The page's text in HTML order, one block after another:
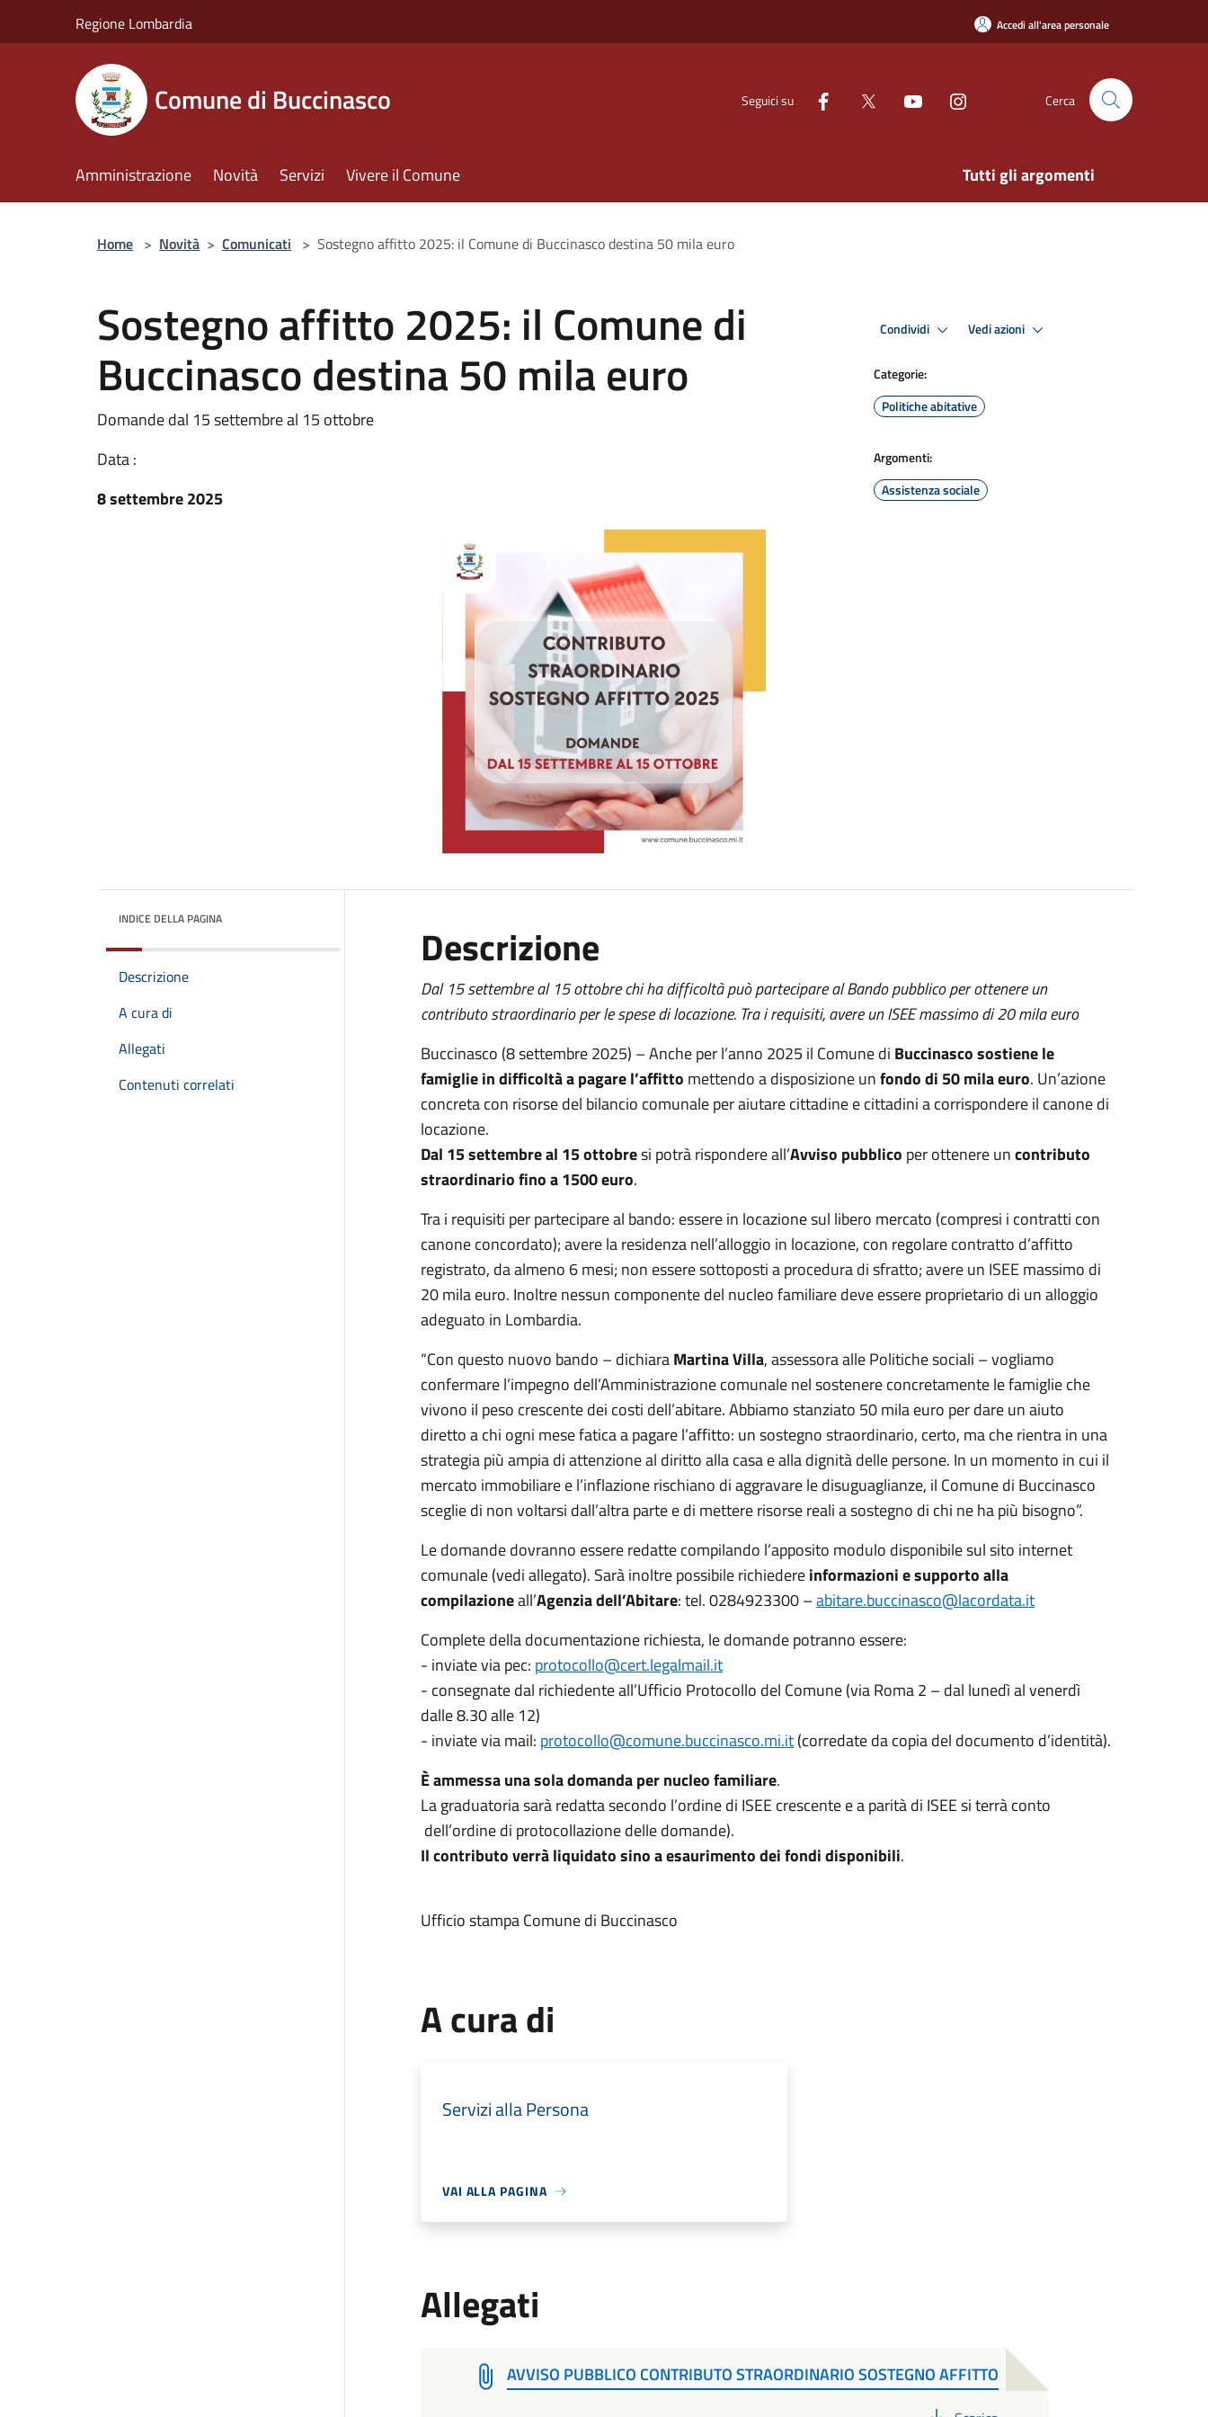
Regione Lombardia Accedi all'area personale
Comune di Buccinasco Seguici su Cerca
Amministrazione Novità Servizi Vivere il Comune Tutti gli argomenti
Home > Novità > Comunicati > Sostegno affitto 2025: il Comune di Buccinasco destina 50 mila euro
Sostegno affitto 2025: il Comune di
Buccinasco destina 50 mila euro
Domande dal 15 settembre al 15 ottobre
Data :
8 settembre 2025
Condividi Vedi azioni
Categorie:
Politiche abitative
Argomenti:
Assistenza sociale
INDICE DELLA PAGINA
Descrizione
A cura di
Allegati
Contenuti correlati
Descrizione
Dal 15 settembre al 15 ottobre chi ha difficoltà può partecipare al Bando pubblico per ottenere un
contributo straordinario per le spese di locazione. Tra i requisiti, avere un ISEE massimo di 20 mila euro
Buccinasco (8 settembre 2025) – Anche per l’anno 2025 il Comune di Buccinasco sostiene le
famiglie in difficoltà a pagare l’affitto mettendo a disposizione unfondo di 50 mila euro. Un’azione
concreta con risorse del bilancio comunale per aiutare cittadine e cittadini a corrispondere il canone di
locazione.
Dal 15 settembre al 15 ottobresi potrà rispondere all’Avviso pubblico per ottenere uncontributo
straordinario fino a 1500 euro.
Tra i requisiti per partecipare al bando: essere in locazione sul libero mercato (compresi i contratti con
canone concordato); avere la residenza nell’alloggio in locazione, con regolare contratto d’affitto
registrato, da almeno 6 mesi; non essere sottoposti a procedura di sfratto; avere un ISEE massimo di
20 mila euro. Inoltre nessun componente del nucleo familiare deve essere proprietario di un alloggio
adeguato in Lombardia.
“Con questo nuovo bando – dichiaraMartina Villa, assessora alle Politiche sociali – vogliamo
confermare l’impegno dell’Amministrazione comunale nel sostenere concretamente le famiglie che
vivono il peso crescente dei costi dell’abitare. Abbiamo stanziato 50 mila euro per dare un aiuto
diretto a chi ogni mese fatica a pagare l’affitto: un sostegno straordinario, certo, ma che rientra in una
strategia più ampia di attenzione al diritto alla casa e alla dignità delle persone. In un momento in cui il
mercato immobiliare e l’inflazione rischiano di aggravare le disuguaglianze, il Comune di Buccinasco
sceglie di non voltarsi dall’altra parte e di mettere risorse reali a sostegno di chi ne ha più bisogno”.
Le domande dovranno essere redatte compilando l’apposito modulo disponibile sul sito internet
comunale (vedi allegato). Sarà inoltre possibile richiedereinformazioni e supporto alla
compilazioneall’Agenzia dell’Abitare: tel. 0284923300 –abitare.buccinasco@lacordata.it
Complete della documentazione richiesta, le domande potranno essere:
- inviate via pec: protocollo@cert.legalmail.it
- consegnate dal richiedente all’Ufficio Protocollo del Comune (via Roma 2 – dal lunedì al venerdì
dalle 8.30 alle 12)
- inviate via mail: protocollo@comune.buccinasco.mi.it(corredate da copia del documento d’identità).
È ammessa una sola domanda per nucleo familiare.
La graduatoria sarà redatta secondo l’ordine di ISEE crescente e a parità di ISEE si terrà conto
dell’ordine di protocollazione delle domande).
Il contributo verrà liquidato sino a esaurimento dei fondi disponibili.
Ufficio stampa Comune di Buccinasco
A cura di
Servizi alla Persona
VAI ALLA PAGINA
Allegati
AVVISO PUBBLICO CONTRIBUTO STRAORDINARIO SOSTEGNO AFFITTO